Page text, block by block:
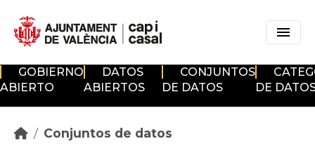
GOBIERNO
ABIERTO
DATOS
ABIERTOS
CONJUNTOS
DE DATOS
DE
Conjuntos de datos